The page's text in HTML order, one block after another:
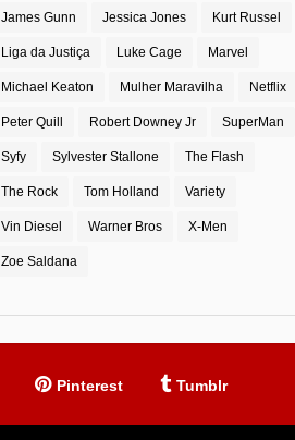
James Gunn Jessica Jones Kurt Russel
Liga da Justiça Luke Cage Marvel
Michael Keaton Mulher Maravilha Netflix
Peter Quill Robert Downey Jr SuperMan
Syfy Sylvester Stallone The Flash
The Rock Tom Holland Variety
Vin Diesel Warner Bros X-Men
Zoe Saldana
Pinterest Tumblr